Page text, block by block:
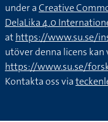
Oj, vilken tjusig bil du
Martin är bara ute
Ingenting annat!
under aCreative
DelaLika 4.0
athttps://www.su.se/
utöver denna licens
https://www.su.se/
Kontakta oss via